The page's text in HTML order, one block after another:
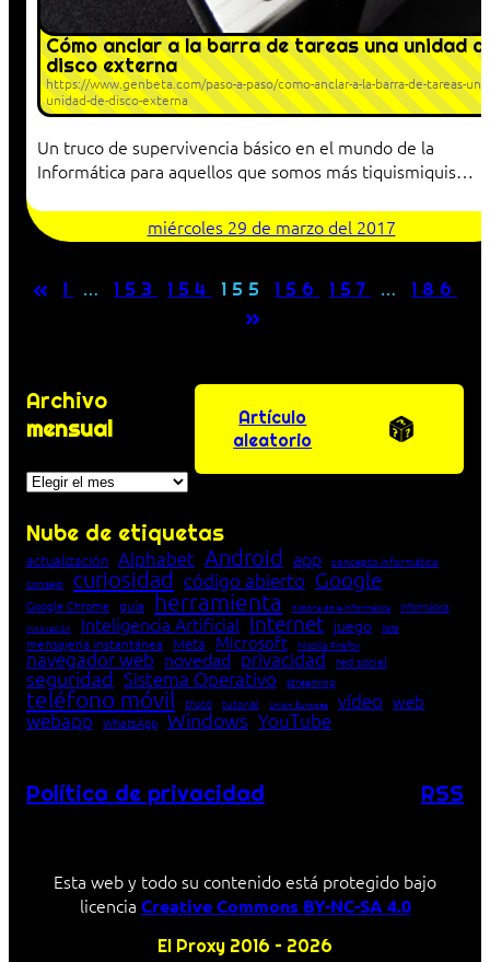
Cómo anclar a la barra de tareas una unidad
disco externa
https://www.genbeta.com/paso-a-paso/como-anclar-a-la-barra-de-tareas-una-
unidad-de-disco-externa
Un truco de supervivencia básico en el mundo de la
Informática para aquellos que somos más tiquismiquis…
miércoles 29 de marzo del 2017
« 1 … 153 154 155 156 157 … 186
»
Archivo
mensual
Archivos
Artículo
aleatorio
Nube de etiquetas
actualización Alphabet Android app concepto informático
consejo
curiosidad código abierto Google
Google Chrome guía herramienta historia de la Informática Informática
innovación Inteligencia Artificial Internet juego lista
mensajería instantánea Meta Microsoft Mozilla Firefox
navegador web novedad privacidad red social
seguridad Sistema Operativo streaming
teléfono móvil truco tutorial Unión Europea vídeo web
webapp WhatsApp Windows YouTube
Política de privacidad RSS
Esta web y todo su contenido está protegido bajo
licencia Creative Commons BY-NC-SA 4.0
El Proxy 2016 – 2026